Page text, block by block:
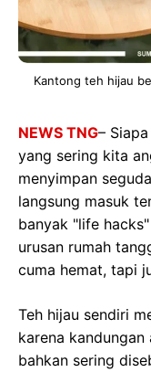
Kantong teh hijau
NEWS TNG–
yang sering kita
menyimpan
langsung masuk
banyak "life
urusan rumah
cuma hemat, tapi
Teh hijau sendiri
karena
bahkan sering